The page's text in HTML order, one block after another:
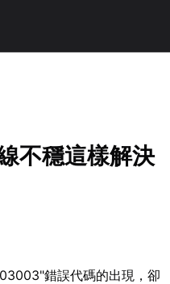
不穩這樣解決
錯誤代碼的出現，卻